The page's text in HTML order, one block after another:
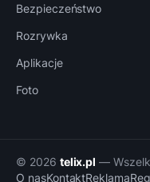
Bezpieczeństwo
Rozrywka
Aplikacje
Foto
© 2026 telix.pl —
O nasKontaktReklama